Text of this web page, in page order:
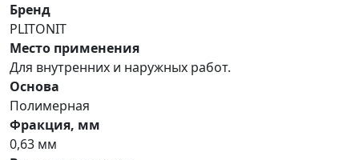
Бренд
PLITONIT
Место применения
Для внутренних и наружных работ.
Основа
Полимерная
Фракция, мм
0,63 мм